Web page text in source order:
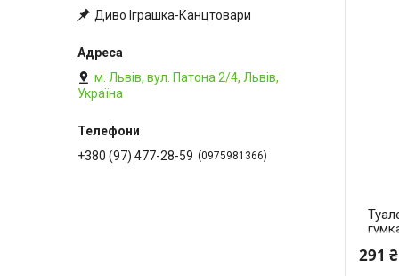
291 ₴
Диво Іграшка-Канцтовари
м. Львів, вул. Патона 2/4, Львів,
Україна
+380 (97) 477-28-59 0975981366